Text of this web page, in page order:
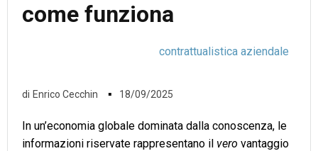
come funziona
contrattualistica aziendale
di Enrico Cecchin ▪ 18/09/2025
In un’economia globale dominata dalla conoscenza, le
informazioni riservate rappresentano il vero vantaggio